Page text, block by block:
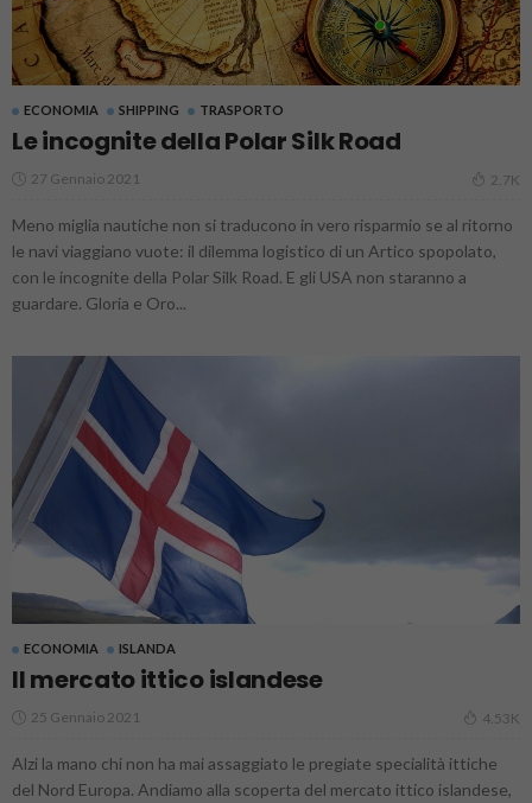
ECONOMIA SHIPPING TRASPORTO
Le incognite della Polar Silk Road
27 Gennaio 2021 2.7K
Meno miglia nautiche non si traducono in vero risparmio se al ritorno
le navi viaggiano vuote: il dilemma logistico di un Artico spopolato,
con le incognite della Polar Silk Road. E gli USA non staranno a
guardare. Gloria e Oro...
ECONOMIA ISLANDA
Il mercato ittico islandese
25 Gennaio 2021 4.53K
Alzi la mano chi non ha mai assaggiato le pregiate specialità ittiche
del Nord Europa. Andiamo alla scoperta del mercato ittico islandese,